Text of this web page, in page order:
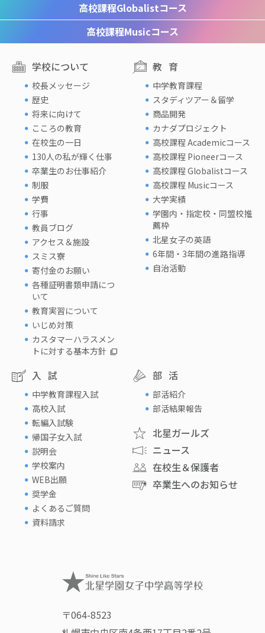
高校課程Globalistコース
高校課程Musicコース
学校について
校長メッセージ
歴史
将来に向けて
こころの教育
在校生の一日
130人の私が輝く仕事
卒業生のお仕事紹介
制服
学費
行事
教員ブログ
アクセス＆施設
スミス寮
寄付金のお願い
各種証明書類申請につ
いて
教育実習について
いじめ対策
カスタマーハラスメン
トに対する基本方針
教育
中学教育課程
スタディツアー＆留学
商品開発
カナダプロジェクト
高校課程 Academicコース
高校課程 Pioneerコース
高校課程 Globalistコース
高校課程 Musicコース
大学実績
学園内・指定校・同盟校推
薦枠
北星女子の英語
6年間・3年間の進路指導
自治活動
入試
中学教育課程入試
高校入試
転編入試験
帰国子女入試
説明会
学校案内
WEB出願
奨学金
よくあるご質問
資料請求
部活
部活紹介
部活結果報告
北星ガールズ
ニュース
在校生＆保護者
卒業生へのお知らせ
〒064-8523